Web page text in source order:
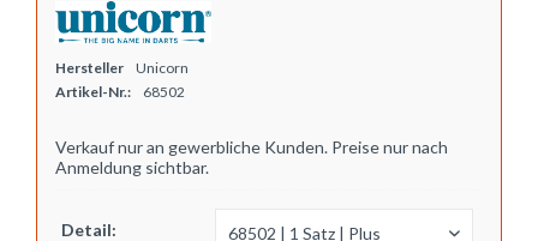
Hersteller
Unicorn
Artikel-Nr.:
68502
Verkauf nur an gewerbliche Kunden. Preise nur nach
Anmeldung sichtbar.
Detail: